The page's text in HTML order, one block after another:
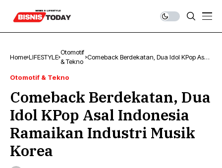
Home LIFESTYLE
Otomotif
& Tekno
Comeback Berdekatan, Dua Idol KPop Asal
Otomotif & Tekno
Comeback Berdekatan, Dua
Idol KPop Asal Indonesia
Ramaikan Industri Musik
Korea